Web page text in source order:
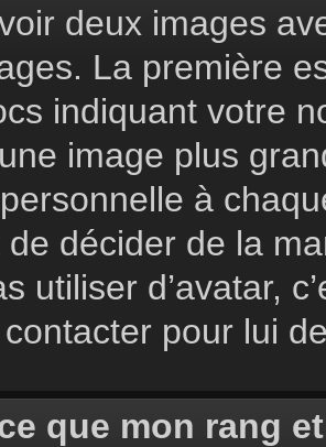
deux images
La première
indiquant votre
image plus
à
décider de la
utiliser d’avatar,
pour lui
que mon rang